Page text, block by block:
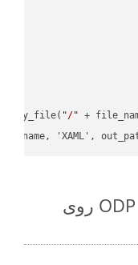
"/" +
'XAML',
تبدیل ساده ODP Files to XAML روی